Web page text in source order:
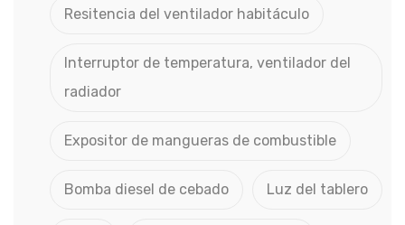
Resitencia del ventilador habitáculo
Interruptor de temperatura, ventilador del
radiador
Expositor de mangueras de combustible
Bomba diesel de cebado Luz del tablero